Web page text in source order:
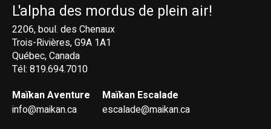
L'alpha des mordus de plein air!
2206, boul. des Chenaux
Trois-Rivières, G9A 1A1
Québec, Canada
Tél: 819.694.7010
Maïkan Aventure
info@maikan.ca
Maïkan Escalade
escalade@maikan.ca